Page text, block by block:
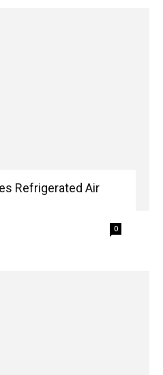
Refrigerated Air
0